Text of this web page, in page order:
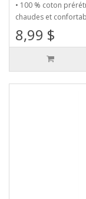
• 100 % coton
chaudes et
8,99 $